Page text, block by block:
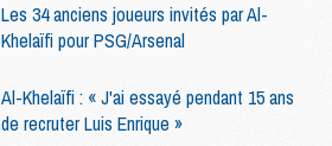
Les 34 anciens joueurs invités par Al-
Khelaïfi pour PSG/Arsenal
Al-Khelaïfi : « J'ai essayé pendant 15 ans
de recruter Luis Enrique »